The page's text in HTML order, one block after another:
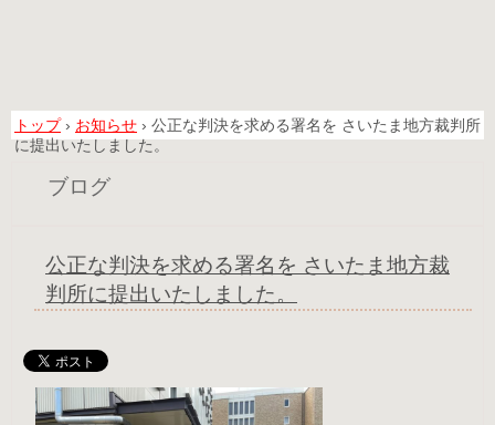
トップ› お知らせ › 公正な判決を求める署名を さいたま地方裁判所
に提出いたしました。
ブログ
公正な判決を求める署名を さいたま地方裁
判所に提出いたしました。